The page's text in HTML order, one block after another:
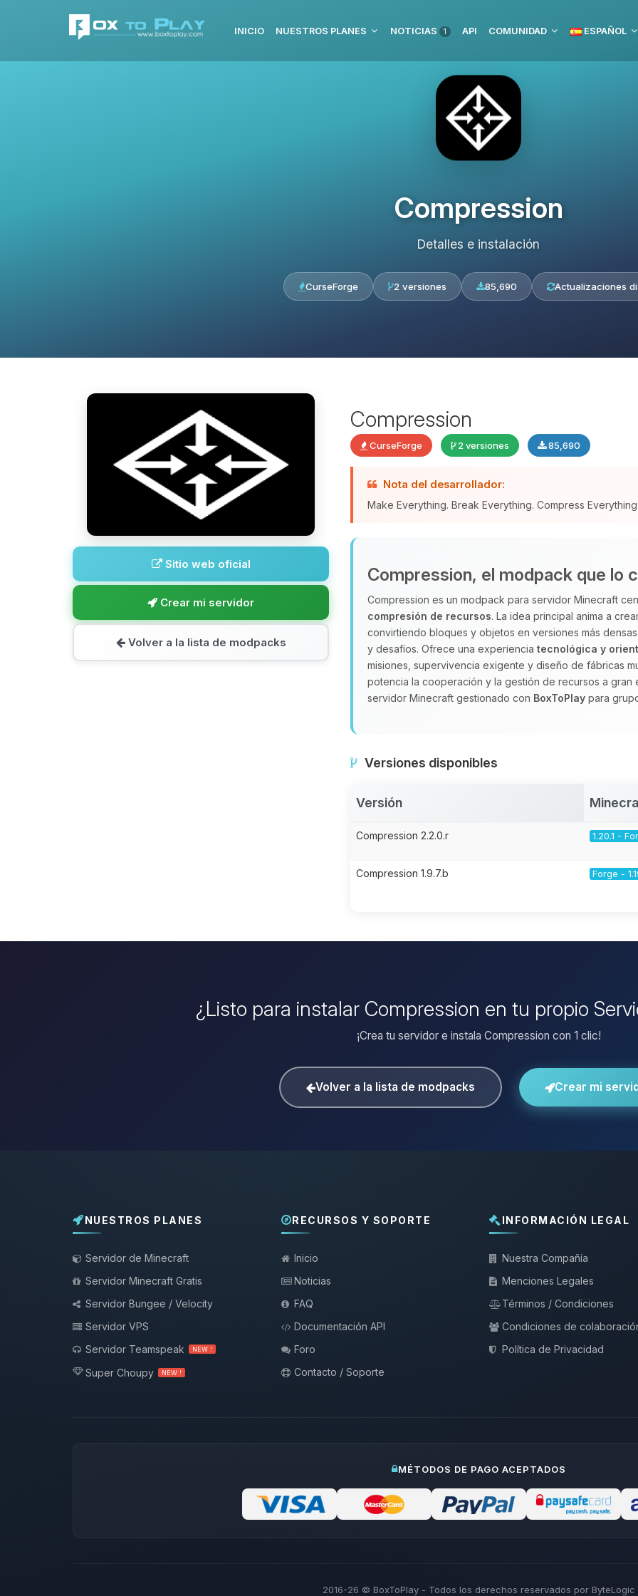
INICIO NUESTROS PLANES NOTICIAS 1 API COMUNIDAD ESPAÑOL
Compression
Detalles e instalación
CurseForge 2 versiones 85,690 Actualizaciones
Sitio web oficial
Crear mi servidor
Volver a la lista de modpacks
Compression
CurseForge 2 versiones 85,690
Nota del desarrollador:
Make Everything. Break Everything. Compress Everything
Compression, el modpack que lo
Compression es un modpack para servidor Minecraft
compresión de recursos. La idea principal anima a
convirtiendo bloques y objetos en versiones más
y desafíos. Ofrece una experiencia tecnológica y
misiones, supervivencia exigente y diseño de fábricas
potencia la cooperación y la gestión de recursos a gran
servidor Minecraft gestionado con BoxToPlay para
Versiones disponibles
Versión
Compression 2.2.0.r 1.20.1 -
Compression 1.9.7.b Forge -
¿Listo para instalar Compression en tu propio
¡Crea tu servidor e instala Compression con 1 clic!
Volver a la lista de modpacks Crear mi
NUESTROS PLANES
Servidor de Minecraft
Servidor Minecraft Gratis
Servidor Bungee / Velocity
Servidor VPS
Servidor Teamspeak
NEW !
Super Choupy NEW !
RECURSOS Y SOPORTE
Inicio
Noticias
FAQ
Documentación API
Foro
Contacto / Soporte
INFORMACIÓN LEGAL
Nuestra Compañía
Menciones Legales
Términos / Condiciones
Condiciones de
Política de Privacidad
MÉTODOS DE PAGO ACEPTADOS
2016-26 © BoxToPlay - Todos los derechos reservados por ByteLogic